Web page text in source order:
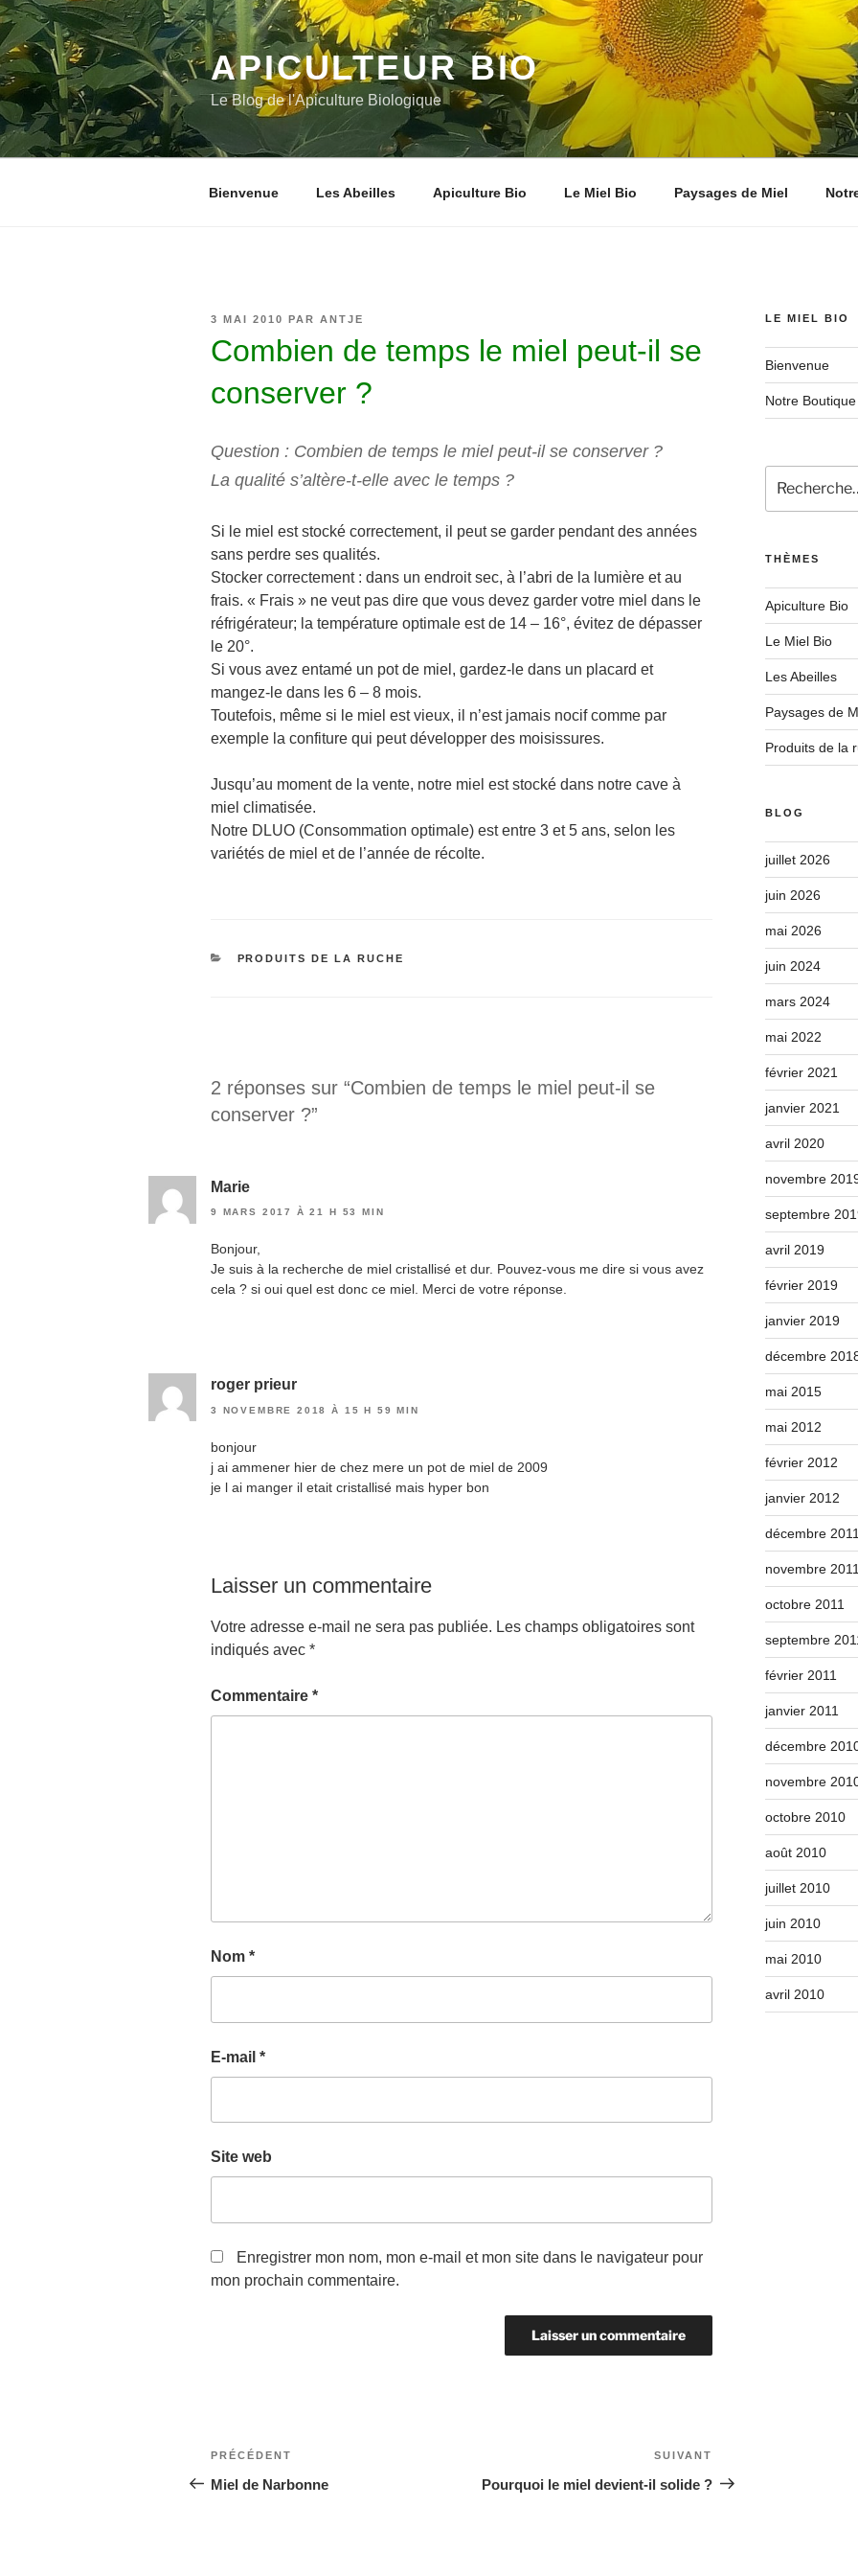
Aller
au
contenu
principal
APICULTEUR BIO
Le Blog de l'Apiculture Biologique
Bienvenue Les Abeilles Apiculture Bio Le Miel Bio Paysages de Miel
PUBLIÉ
3 MAI 2010 PAR ANTJE
Combien de temps le miel peut-il se
conserver ?
Question : Combien de temps le miel peut-il se conserver ?
La qualité s’altère-t-elle avec le temps ?
Si le miel est stocké correctement, il peut se garder pendant des années
sans perdre ses qualités.
Stocker correctement : dans un endroit sec, à l’abri de la lumière et au
frais. « Frais » ne veut pas dire que vous devez garder votre miel dans le
réfrigérateur; la température optimale est de 14 – 16°, évitez de dépasser
le 20°.
Si vous avez entamé un pot de miel, gardez-le dans un placard et
mangez-le dans les 6 – 8 mois.
Toutefois, même si le miel est vieux, il n’est jamais nocif comme par
exemple la confiture qui peut développer des moisissures.
Jusqu’au moment de la vente, notre miel est stocké dans notre cave à
miel climatisée.
Notre DLUO (Consommation optimale) est entre 3 et 5 ans, selon les
variétés de miel et de l’année de récolte.
CATÉGORIES
PRODUITS DE LA RUCHE
2 réponses sur “Combien de temps le miel peut-il se
conserver ?”
Marie
9 MARS 2017 À 21 H 53 MIN
Bonjour,
Je suis à la recherche de miel cristallisé et dur. Pouvez-vous me dire si vous avez
cela ? si oui quel est donc ce miel. Merci de votre réponse.
roger prieur
3 NOVEMBRE 2018 À 15 H 59 MIN
bonjour
j ai ammener hier de chez mere un pot de miel de 2009
je l ai manger il etait cristallisé mais hyper bon
Laisser un commentaire
Votre adresse e-mail ne sera pas publiée. Les champs obligatoires sont
indiqués avec *
Commentaire *
Nom *
E-mail *
Site web
Enregistrer mon nom, mon e-mail et mon site dans le navigateur pour
mon prochain commentaire.
Navigation
de
Article
précédent
PRÉCÉDENT
Miel de Narbonne
suivant
SUIVANT
Pourquoi le miel devient-il solide ?
LE MIEL BIO
Bienvenue
Notre
pour
THÈMES
Apiculture Bio
Le Miel Bio
Les Abeilles
Paysages de
Produits de la
BLOG
juillet 2026
juin 2026
mai 2026
juin 2024
mars 2024
mai 2022
février 2021
janvier 2021
avril 2020
novembre
septembre
avril 2019
février 2019
janvier 2019
décembre
mai 2015
mai 2012
février 2012
janvier 2012
décembre
novembre
octobre 2011
septembre
février 2011
janvier 2011
décembre
novembre
octobre 2010
août 2010
juillet 2010
juin 2010
mai 2010
avril 2010